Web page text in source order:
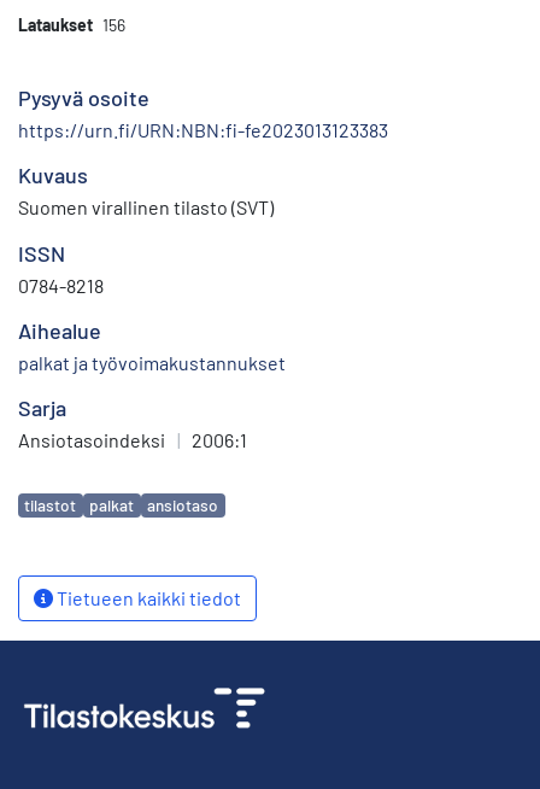
Lataukset 156
Pysyvä osoite
https://urn.fi/URN:NBN:fi-fe2023013123383
Kuvaus
Suomen virallinen tilasto (SVT)
ISSN
0784-8218
Aihealue
palkat ja työvoimakustannukset
Sarja
Ansiotasoindeksi | 2006:1
Avainsanat
tilastot palkat ansiotaso
Tietueen kaikki tiedot